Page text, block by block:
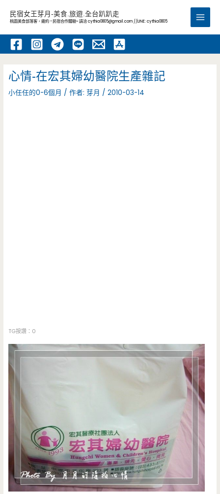
內
民宿女王芽月-美食.旅遊.全台趴趴走
桃園美食部落客，邀約 -民宿合作體驗~ 請洽cythia0805@gmail.com //LINE: cythia0805
Main
心情-在宏其婦幼醫院生產雜記
小任任的0-6個月 / 作者:芽月 /2010-03-14
TG按讚：0